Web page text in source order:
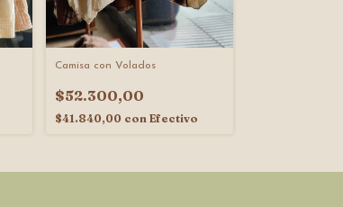
Camisa con Volados
$52.300,00
$41.840,00 con Efectivo